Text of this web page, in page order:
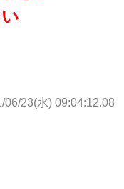
06/23(水) 09:04:12.08